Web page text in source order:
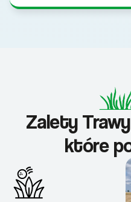
Zalety
które